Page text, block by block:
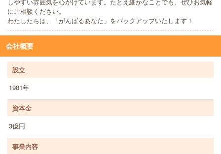
にご相談ください。
わたしたちは、「がんばるあなた」をバックアップいたします！
会社概要
設立
1981年
資本金
3億円
事業内容